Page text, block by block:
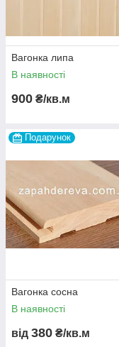
Вагонка липа
В наявності
900 ₴/кв.м
Подарунок
Вагонка сосна
В наявності
від 380 ₴/кв.м